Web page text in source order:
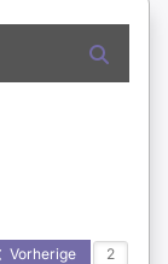
Vorherige